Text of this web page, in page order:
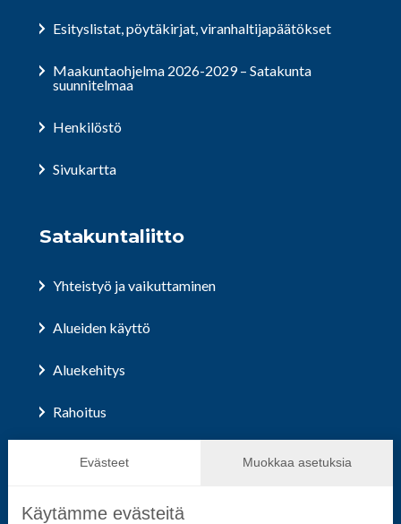
Evästeet Muokkaa asetuksia
Käytämme evästeitä
Esityslistat, pöytäkirjat, viranhaltijapäätökset
Maakuntaohjelma 2026-2029 – Satakunta
suunnitelmaa
Henkilöstö
Sivukartta
Satakuntaliitto
Yhteistyö ja vaikuttaminen
Alueiden käyttö
Aluekehitys
Rahoitus
Hallinto ja päätöksenteko